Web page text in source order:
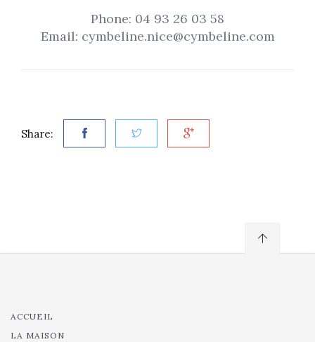
Phone: 04 93 26 03 58
Email: cymbeline.nice@cymbeline.com
Share:
ACCUEIL
LA MAISON